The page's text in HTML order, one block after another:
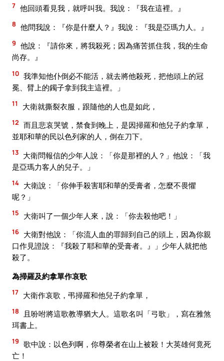
7 他回頭看見我，就呼叫我。我說：『我在這裡。』
8 他問我說：『你是什麼人？』我說：『我是亞瑪力人。』
9 他說：『請你來，將我殺死；因為痛苦抓住我，我的生命
尚存。』
10 我準知他仆倒必不能活，就去將他殺死，把他頭上的冠
冕、臂上的鐲子拿到我主這裡。」
11 大衛就撕裂衣服，跟隨他的人也是如此，
12 而且悲哀哭號，禁食到晚上，是因掃羅和他兒子約拿單，
並耶和華的民以色列家的人，倒在刀下。
13 大衛問報信的少年人說：「你是那裡的人？」他說：「我
是亞瑪力客人的兒子。」
14 大衛說：「你伸手殺害耶和華的受膏者，怎麼不畏懼
呢？」
15 大衛叫了一個少年人來，說：「你去殺他吧！」
16 大衛對他說：「你流人血的罪歸到自己的頭上，因為你親
口作見證說：『我殺了耶和華的受膏者。』」少年人就把他
殺了。
為掃羅及約拿單作哀歌
17 大衛作哀歌，弔掃羅和他兒子約拿單，
18
且吩咐將這歌教導猶大人。這歌名叫「弓歌」，寫在雅煞
珥書上。
19 歌中說：以色列啊，你尊榮者在山上被殺！大英雄何竟死
亡！